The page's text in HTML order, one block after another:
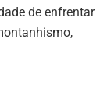
de enfrentar